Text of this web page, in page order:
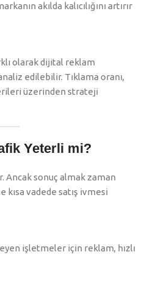
akılda kalıcılığını artırır
olarak dijital reklam
edilebilir. Tıklama oranı,
üzerinden strateji
Yeterli mi?
Ancak sonuç almak zaman
kısa vadede satış ivmesi
işletmeler için reklam, hızlı